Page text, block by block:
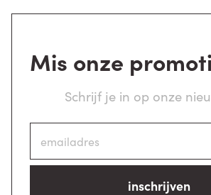
Mis onze
Schrijf je in op onze
inschrijven